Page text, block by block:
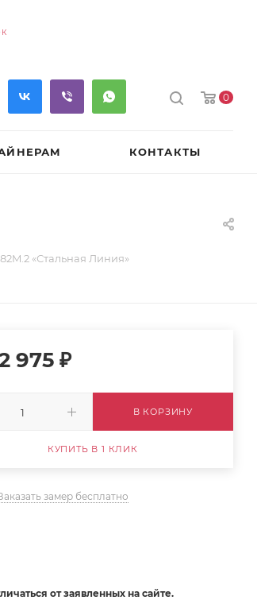
0
КОНТАКТЫ
«Стальная Линия»
975₽
В КОРЗИНУ
КУПИТЬ В 1 КЛИК
замер бесплатно
от заявленных на сайте.